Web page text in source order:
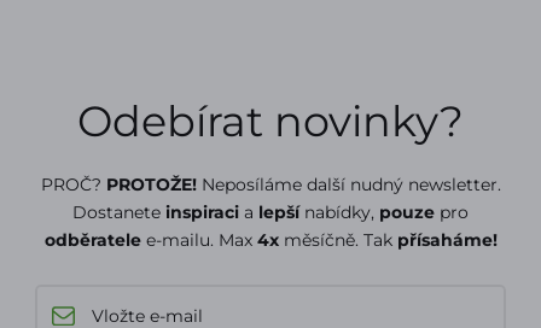
Odebírat novinky?
PROČ? PROTOŽE! Neposíláme další nudný newsletter.
Dostanete inspiraci a lepšínabídky, pouze pro
odběratelee-mailu. Max 4xměsíčně. Tak přísaháme!